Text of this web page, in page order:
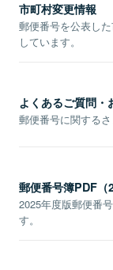
市町村変更情報
郵便番号を公表し
しています。
よくあるご質問・
郵便番号に関する
郵便番号簿PDF（
2025年度版郵便番
す。